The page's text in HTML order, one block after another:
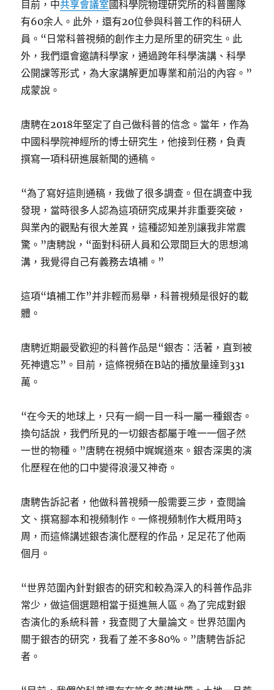
目前，中共享會議室國科學院物理研究所的科普團隊
有60余人。此外，還有20位參與科普工作的科研人
員。“日常科普視頻的創作主力是所里的研究生。此
外，我們還會邀請科學家，通過跨年科學演講、科學
公開課等形式，為大家講解更加專業和前沿的內容。”
成蒙說。
唐騁在2018年堅定了自己做科普的信念。當年，作為
中國科學院神經所的博士研究生，他接到任務，負責
撰寫一項科研進展新聞的通稿。
“為了寫好這則通稿，我做了很多調查。但在調查中我
發現，當時很多人認為這項研究成果并非重要突破，
與業內的觀點有很大差異，這種認知差別讓我非常震
驚。”唐騁說，“面對科研人員和公眾間巨大的思想鴻
溝，我覺得自己有義務去填補。”
這項“填補工作”并非輕而易舉，科普視頻是很好的載
體。
唐騁近期最受歡迎的科普作品是“銀杏：活著，直到被
死神遺忘”。目前，這條視頻在B站的播放量達到331
萬。
“在今天的地球上，只有一綱一目一科一屬一種銀杏。
換句話說，我們所見的一切銀杏都屬于唯一一個孑然
一世的物種。”唐騁在視頻中娓娓道來。銀杏深奧的演
化歷程在他的口中變得浪漫又神奇。
唐騁告訴記者，他做科普視頻一般需要三步，查閱論
文、撰寫腳本和視頻制作。一條視頻制作大概用時3
周，而這條講述銀杏演化歷程的作品，足足花了他兩
個月。
“世界范圍內針對銀杏的研究和較為深入的科普作品非
常少，做這個選題相當于挺進無人區。為了完成對銀
杏演化的系統科普，我查閱了大量論文。世界范圍內
關于銀杏的研究，我看了差不多80%。”唐騁告訴記
者。